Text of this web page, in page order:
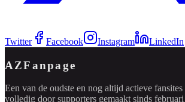
Twitter Facebook Instagram LinkedIn
AZFanpage
Een van de oudste en nog altijd actieve
volledig door supporters gemaakt sinds